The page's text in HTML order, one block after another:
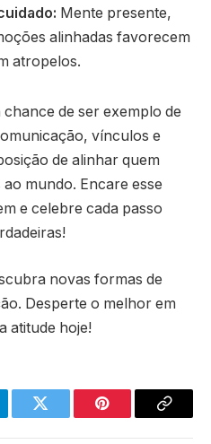
Mente presente,
alinhadas favorecem
atropelos.
de ser exemplo de
vínculos e
de alinhar quem
mundo. Encare esse
e celebre cada passo
novas formas de
Desperte o melhor em
atitude hoje!
Twitter Pinterest Copy